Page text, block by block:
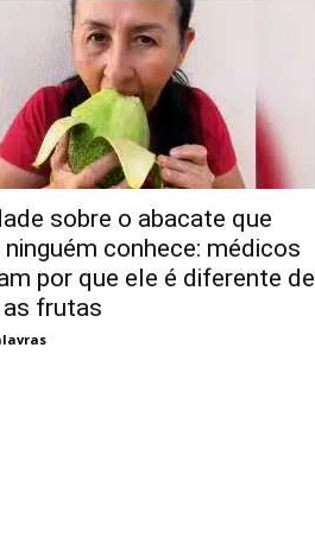
sobre o abacate que
ninguém conhece: médicos
por que ele é diferente de
frutas